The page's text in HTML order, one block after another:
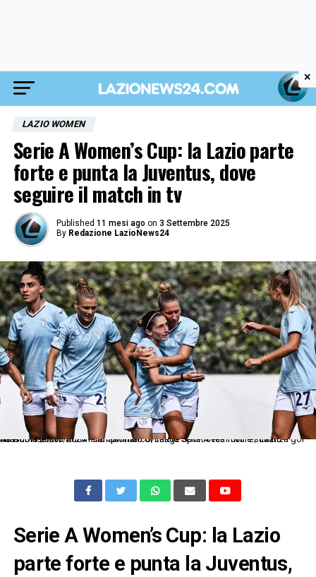
LAZIO WOMEN
Serie A Women’s Cup: la Lazio parte
forte e punta la Juventus, dove
seguire il match in tv
Published 11 mesi ago on 3 Settembre 2025
By Redazione LazioNews24
As Roma 06/10/2024 - campionato di calcio Serie A femminile / Lazio-Sassuolo / foto Antonello Sammarco/Image Sport nella foto: esultanza gol Noemi Visentin
Serie A Women’s Cup: la Lazio
parte forte e punta la Juventus,
×